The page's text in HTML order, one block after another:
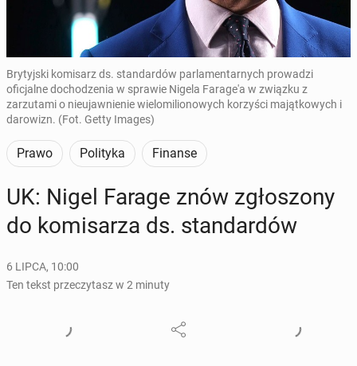
Brytyjski komisarz ds. standardów parlamentarnych prowadzi
oficjalne dochodzenia w sprawie Nigela Farage'a w związku z
zarzutami o nieujawnienie wielomilionowych korzyści majątkowych i
darowizn. (Fot. Getty Images)
Prawo Polityka Finanse
UK: Nigel Farage znów zgło­szo­ny
do ko­mi­sa­rza ds. stan­dar­dów
6 LIPCA, 10:00
Ten tekst przeczytasz w 2 minuty